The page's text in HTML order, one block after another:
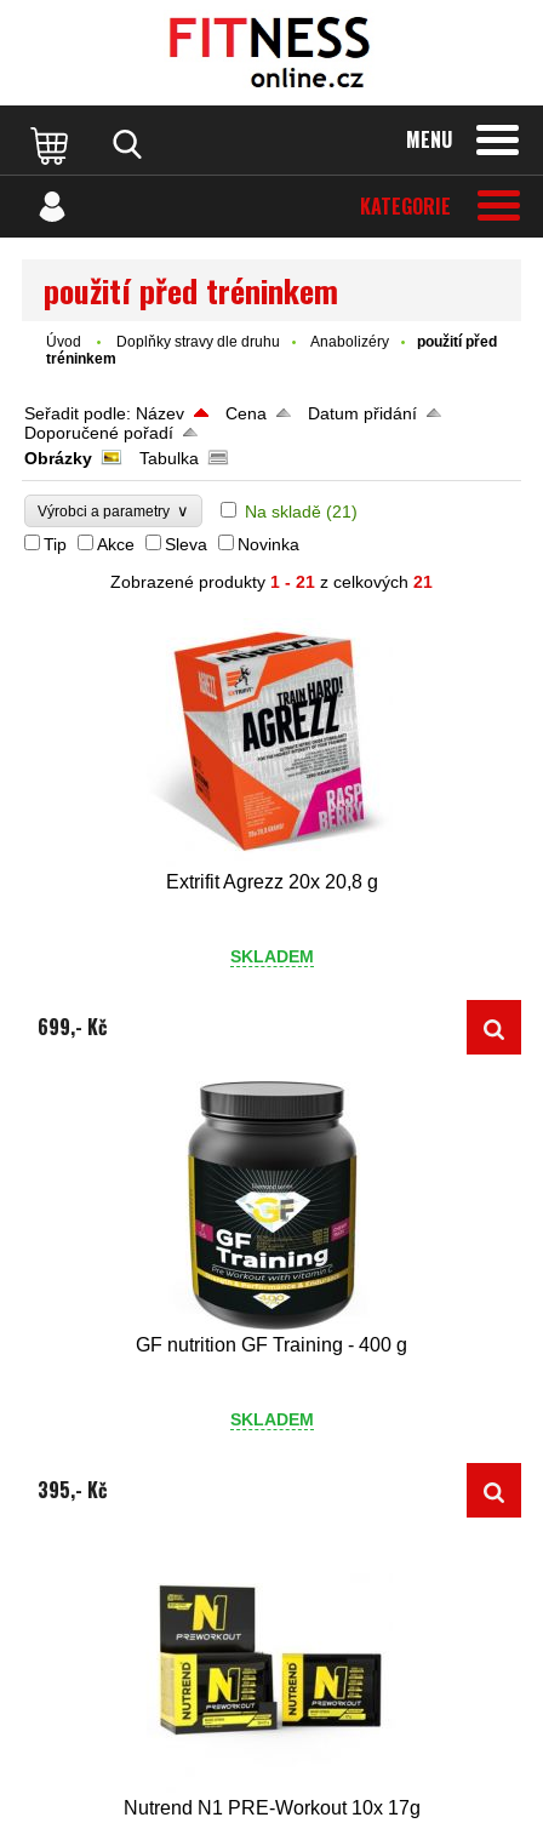
MENU
KATEGORIE
použití před tréninkem
Úvod Doplňky stravy dle druhu Anabolizéry
použití před
tréninkem
Seřadit podle: Název Cena
Datum přidání
Doporučené pořadí
Obrázky
Tabulka
Výrobci a parametry ∨ Na skladě (21)
Tip
Akce Sleva
Novinka
Zobrazené produkty 1 - 21 z celkových 21
Extrifit Agrezz 20x 20,8 g
SKLADEM
699,- Kč
GF nutrition GF Training - 400 g
SKLADEM
395,- Kč
Nutrend N1 PRE-Workout 10x 17g